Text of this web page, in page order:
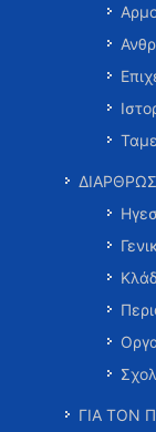
ΓΙΑ ΤΟΝ